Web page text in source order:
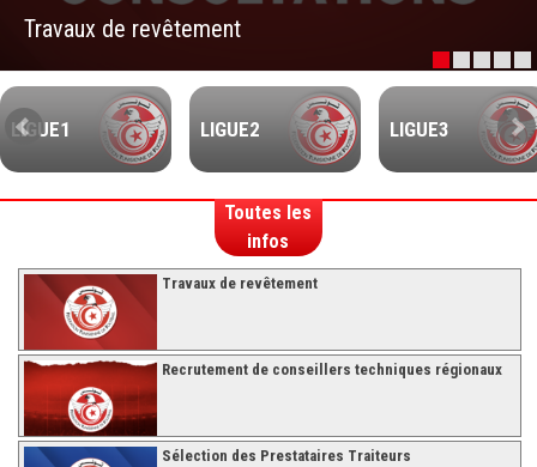
–Ligue II–
Feuille de match 2016/2017
-Ligue I-
-Ligue II-
Travaux de revêtement
LIGUE1 LIGUE2 LIGUE3
Toutes les
infos
Travaux de revêtement
Recrutement de conseillers techniques régionaux
Sélection des Prestataires Traiteurs